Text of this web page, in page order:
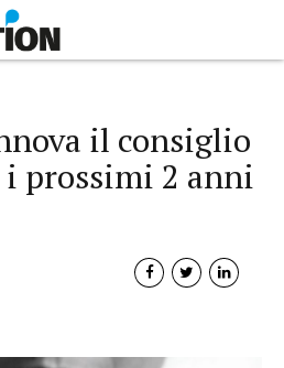
il consiglio
prossimi 2 anni